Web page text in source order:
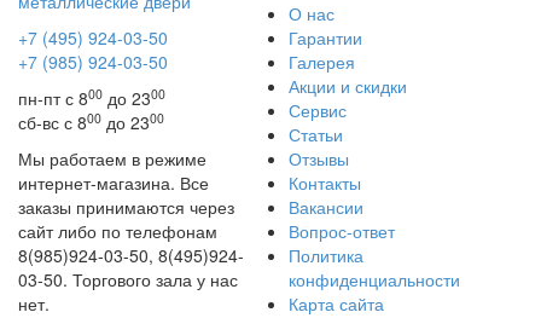
+7 (495) 924-03-50
+7 (985) 924-03-50
пн-пт с 800 до 2300
сб-вс с 800 до 2300
Мы работаем в режиме
интернет-магазина. Все
заказы принимаются через
сайт либо по телефонам
8(985)924-03-50, 8(495)924-
03-50. Торгового зала у нас
нет.
О нас
Гарантии
Галерея
Акции и скидки
Сервис
Статьи
Отзывы
Контакты
Вакансии
Вопрос-ответ
Политика
конфиденциальности
Карта сайта